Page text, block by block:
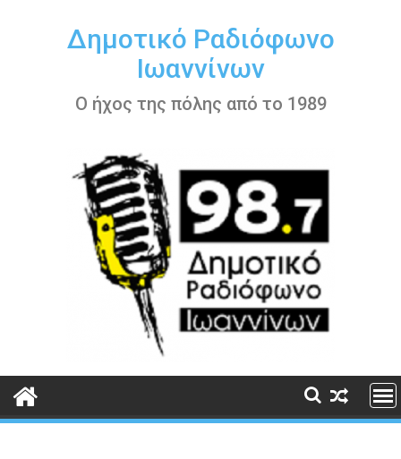
περιεχόμενοΔημοτικό Ραδιόφωνο
Ιωαννίνων
Ο ήχος της πόλης από το 1989